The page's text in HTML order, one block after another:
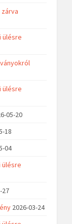
ülésre
ülésre
05-20
18
04
27
2026-03-24